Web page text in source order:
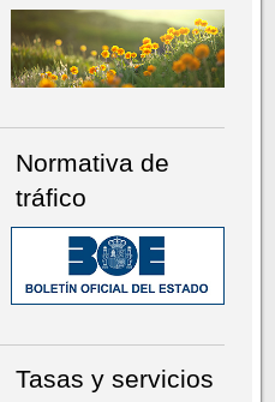
Normativa de
tráfico
Tasas y servicios